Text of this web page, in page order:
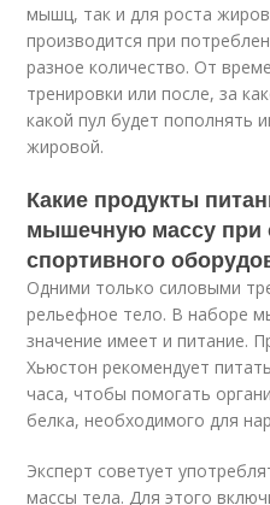
мышц, так и для роста
производится при
разное количество. От
тренировки или после, за
какой пул будет пополнять
жировой.
Какие продукты
мышечную массу при
спортивного
Одними только силовыми
рельефное тело. В наборе
значение имеет и питание.
Хьюстон рекомендует
часа, чтобы помогать
белка, необходимого для
Эксперт советует
массы тела. Для этого